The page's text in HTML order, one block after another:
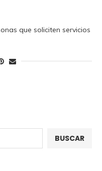
que soliciten servicios
BUSCAR